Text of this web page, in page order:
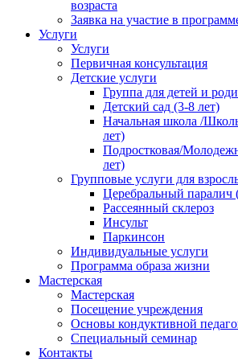
возраста
Заявка на участие в
Услуги
Услуги
Первичная консультация
Детские услуги
Группа для детей и
Детский сад (3-8 лет)
Начальная школа /
лет)
Подростковая/
лет)
Групповые услуги для
Церебральный
Рассеянный склероз
Инсульт
Паркинсон
Индивидуальные услуги
Программа образа жизни
Мастерская
Мастерская
Посещение учреждения
Основы кондуктивной
Специальный семинар
Контакты